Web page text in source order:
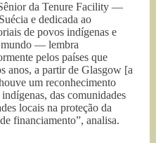
da Tenure Facility —
e dedicada ao
de povos indígenas e
mundo — lembra
pelos países que
anos, a partir de Glasgow [a
um reconhecimento
das comunidades
locais na proteção da
financiamento”, analisa.